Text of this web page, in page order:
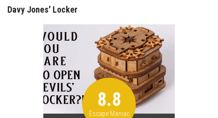
Davy Jones' Locker
8.8
Escape Maniac